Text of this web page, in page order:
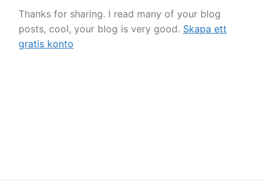
Thanks for sharing. I read many of your blog
posts, cool, your blog is very good. Skapa ett
gratis konto